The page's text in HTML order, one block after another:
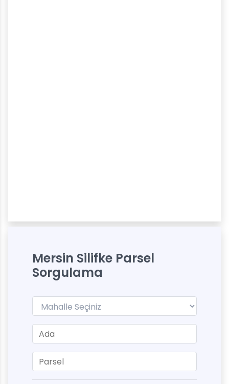
Mersin Silifke Parsel
Sorgulama